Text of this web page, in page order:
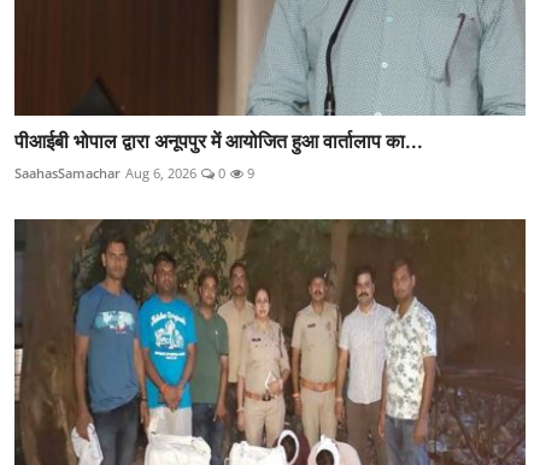
पीआईबी भोपाल द्वारा अनूपपुर में आयोजित हुआ वार्तालाप का...
SaahasSamachar Aug 6, 2026 0 9